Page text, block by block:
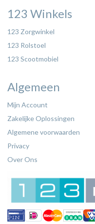
123 Winkels
123 Zorgwinkel
123 Rolstoel
123 Scootmobiel
Algemeen
Mijn Account
Zakelijke Oplossingen
Algemene voorwaarden
Privacy
Over Ons